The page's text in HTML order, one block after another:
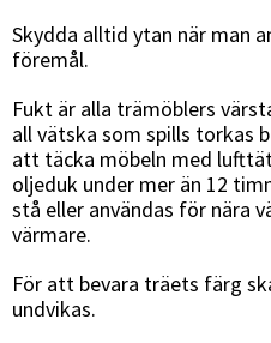
Skydda alltid ytan när man
föremål.
Fukt är alla trämöblers
all vätska som spills torkas
att täcka möbeln med
oljeduk under mer än 12
stå eller användas för nära
värmare.
För att bevara träets färg
undvikas.